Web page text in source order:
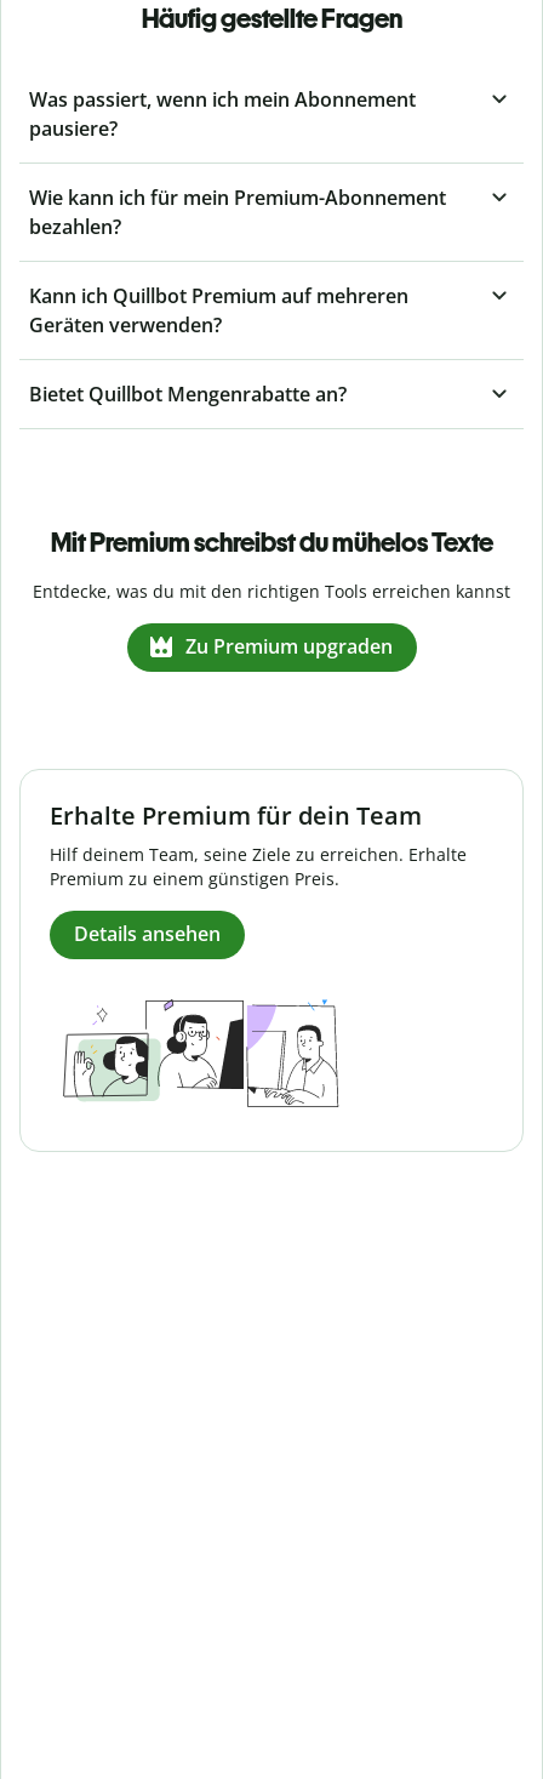
Häufig gestellte Fragen
Was passiert, wenn ich mein Abonnement
pausiere?
Wie kann ich für mein Premium-Abonnement
bezahlen?
Kann ich Quillbot Premium auf mehreren
Geräten verwenden?
Bietet Quillbot Mengenrabatte an?
Mit Premium schreibst du mühelos Texte
Entdecke, was du mit den richtigen Tools erreichen kannst
Zu Premium upgraden
Erhalte Premium für dein Team
Hilf deinem Team, seine Ziele zu erreichen. Erhalte
Premium zu einem günstigen Preis.
Details ansehen